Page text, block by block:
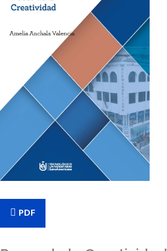
PDF